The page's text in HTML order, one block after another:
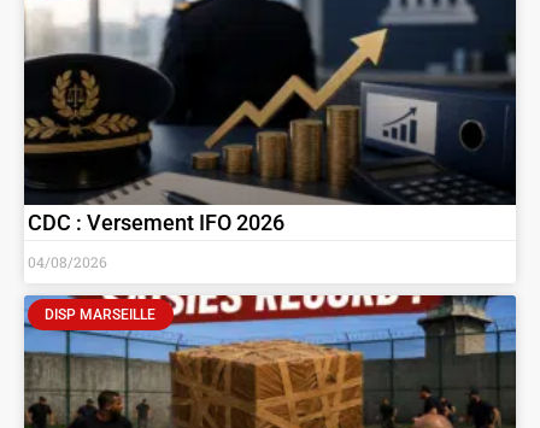
CDC : Versement IFO 2026
04/08/2026
DISP MARSEILLE